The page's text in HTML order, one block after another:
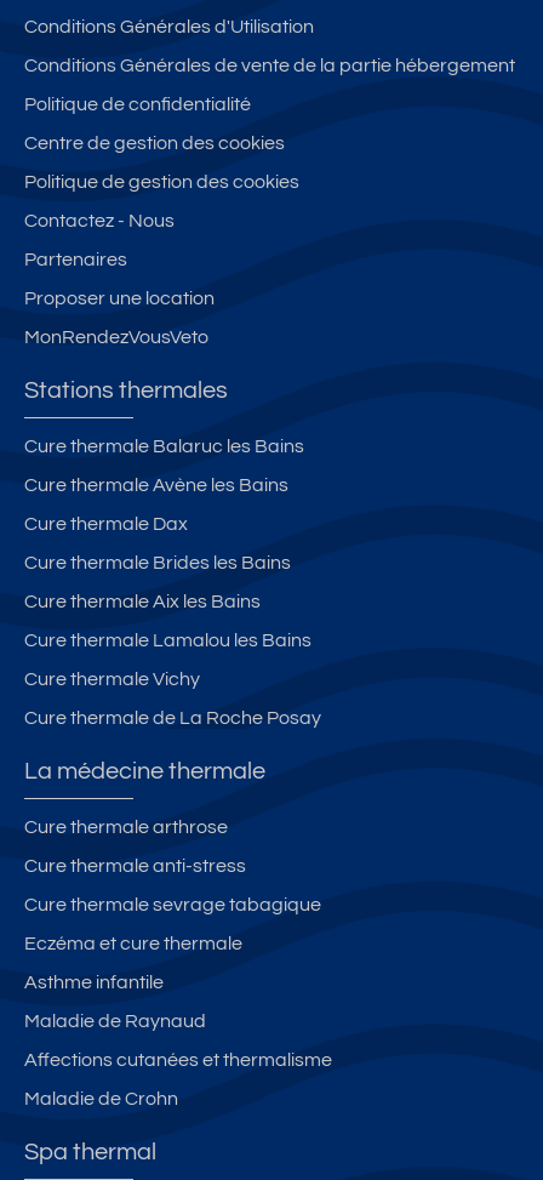
Conditions Générales d'Utilisation
Conditions Générales de vente de la partie hébergement
Politique de confidentialité
Centre de gestion des cookies
Politique de gestion des cookies
Contactez - Nous
Partenaires
Proposer une location
MonRendezVousVeto
Stations thermales
Cure thermale Balaruc les Bains
Cure thermale Avène les Bains
Cure thermale Dax
Cure thermale Brides les Bains
Cure thermale Aix les Bains
Cure thermale Lamalou les Bains
Cure thermale Vichy
Cure thermale de La Roche Posay
La médecine thermale
Cure thermale arthrose
Cure thermale anti-stress
Cure thermale sevrage tabagique
Eczéma et cure thermale
Asthme infantile
Maladie de Raynaud
Affections cutanées et thermalisme
Maladie de Crohn
Spa thermal